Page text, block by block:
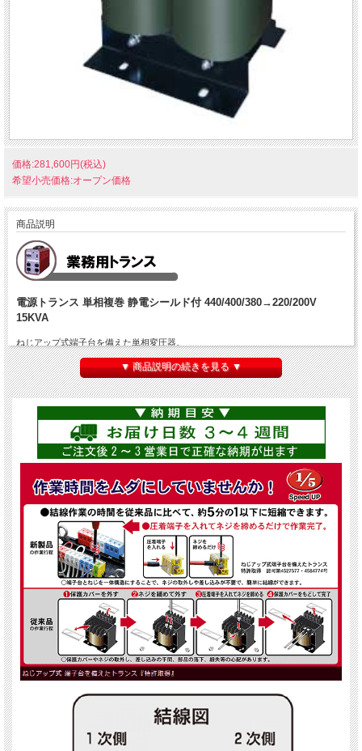
価格:281,600円(税込)
希望小売価格:オープン価格
商品説明
電源トランス 単相複巻 静電シールド付 440/400/380→220/200V
15KVA
ねじアップ式端子台を備えた単相変圧器。
一次側440V/400V/380V/0を二次側220V/200V/0/Eに降圧します。
本製品の定格容量は15000VA(15KVA)。
▼ 商品説明の続きを見る ▼